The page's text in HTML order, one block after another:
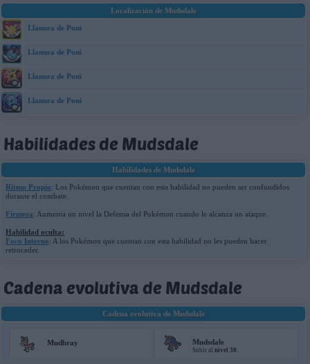
Localización de Mudsdale
Llanura de Poni
Llanura de Poni
Llanura de Poni
Llanura de Poni
Habilidades de Mudsdale
Habilidades de Mudsdale
Ritmo Propio: Los Pokémon que cuentan con esta habilidad no pueden ser confundidos
durante el combate.
Firmeza: Aumenta un nivel la Defensa del Pokémon cuando le alcanza un ataque.
Habilidad oculta:
Foco Interno: A los Pokémon que cuentan con esta habilidad no les pueden hacer
retroceder.
Cadena evolutiva de Mudsdale
Cadena evolutiva de Mudsdale
Mudbray Mudsdale
Subir al nivel 30 .